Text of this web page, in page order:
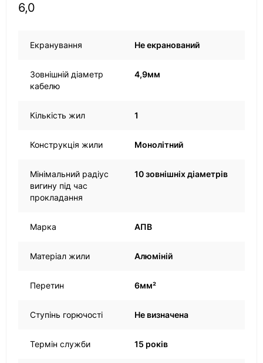
6,0
Екранування Не екранований
Зовнішній діаметр
кабелю
4,9мм
Кількість жил 1
Конструкція жили Монолітний
Мінімальний радіус
вигину під час
прокладання
10 зовнішніх діаметрів
Марка АПВ
Матеріал жили Алюміній
Перетин 6мм²
Ступінь горючості Не визначена
Термін служби 15 років